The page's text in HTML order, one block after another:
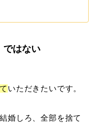
ではない
いただきたいです。
婚しろ、全部を捨て